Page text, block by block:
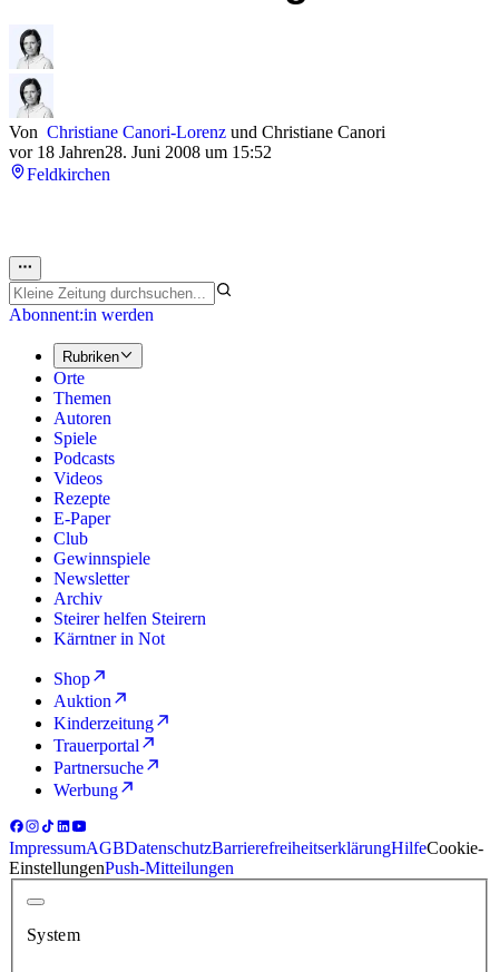
Von Christiane Canori-Lorenz und Christiane Canori
vor 18 Jahren28. Juni 2008 um 15:52
Feldkirchen
Abonnent:in werden
Rubriken
Orte
Themen
Autoren
Spiele
Podcasts
Videos
Rezepte
E-Paper
Club
Gewinnspiele
Newsletter
Archiv
Steirer helfen Steirern
Kärntner in Not
Shop
Auktion
Kinderzeitung
Trauerportal
Partnersuche
Werbung
ImpressumAGBDatenschutzBarrierefreiheitserklärungHilfeCookie-
EinstellungenPush-Mitteilungen
System